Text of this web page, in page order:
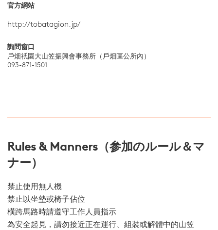
官方網站
http://tobatagion.jp/
詢問窗口
戶畑祇園大山笠振興會事務所（戶畑區公所內）
093-871-1501
Rules & Manners（参加のルール＆マ
ナー）
禁止使用無人機
禁止以坐墊或椅子佔位
橫跨馬路時請遵守工作人員指示
為安全起見，請勿接近正在運行、組裝或解體中的山笠